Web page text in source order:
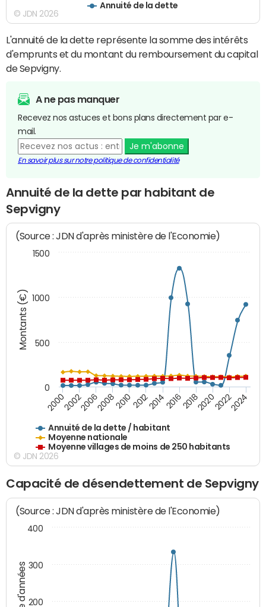
Annuité de la dette
© JDN 2026
L'annuité de la dette représente la somme des intérêts
d'emprunts et du montant du remboursement du capital
de Sepvigny.
A ne pas manquer
Recevez nos astuces et bons plans directement par e-
mail.
Je m'abonne
En savoir plus sur notre politique de confidentialité
Annuité de la dette par habitant de
Sepvigny
Montants (€)
(Source : JDN d'après ministère de l'Economie)
Annuité de la dette / habitant
Moyenne nationale
Moyenne villages de moins de 250 habitants
200020022006200820102012201420162018202020222024
0
500
1000
1500
© JDN 2026
Capacité de désendettement de Sepvigny
(Source : JDN d'après ministère de l'Economie)
200
300
400